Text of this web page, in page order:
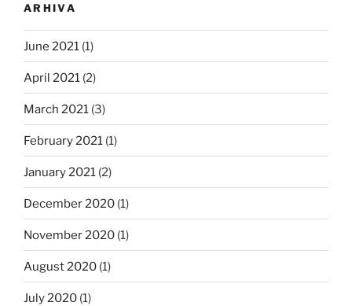
ARHIVA
June 2021 (1)
April 2021 (2)
March 2021 (3)
February 2021 (1)
January 2021 (2)
December 2020 (1)
November 2020 (1)
August 2020 (1)
July 2020 (1)